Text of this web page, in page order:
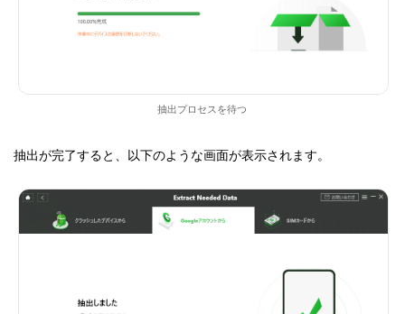
抽出プロセスを待つ
抽出が完了すると、以下のような画面が表示されます。